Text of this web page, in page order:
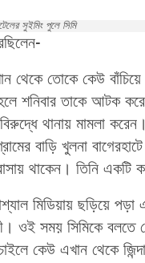
সুইমিং পুলে সিমি
তোকে কেউ
শনিবার তাকে আটক
থানায় মামলা
বাড়ি খুলনা
থাকেন। তিনি একটি
মিডিয়ায় ছড়িয়ে
ওই সময় সিমিকে
কেউ এখান থেকে